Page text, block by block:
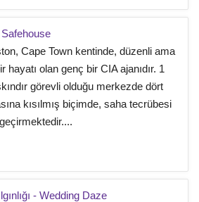
Safehouse
Cape Town kentinde, düzenli ama
hayatı olan genç bir CIA ajanıdır. 1
görevli olduğu merkezde dört
kısılmış biçimde, saha tecrübesi
- Wedding Daze